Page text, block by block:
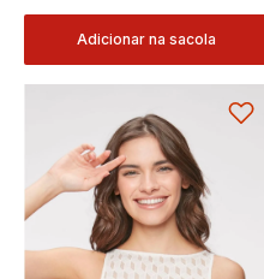
Adicionar na sacola